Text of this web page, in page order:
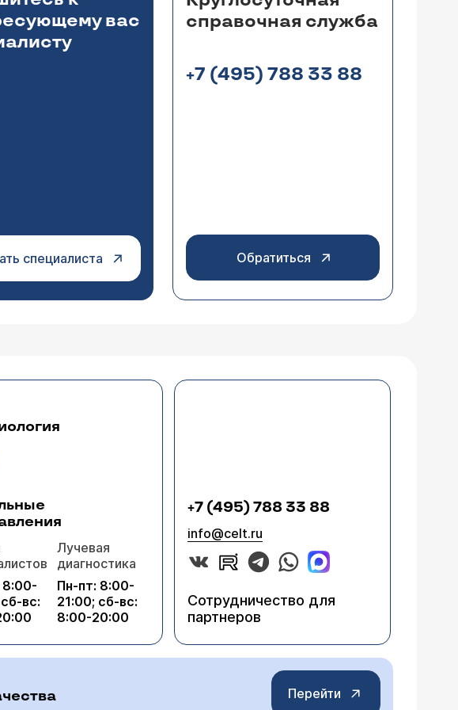
молочных желез никак на него не
встречаются случаи более длительного их
Данные эндопротезы по
бровей может
вас
специалиста
справочная служба
+7 (495) 788 33 88
Обратиться
8:00-
вс:
Лучевая
диагностика
Пн-пт: 8:00-
21:00; сб-вс:
8:00-20:00
+7 (495) 788 33 88
info@celt.ru
Сотрудничество для
партнеров
Перейти